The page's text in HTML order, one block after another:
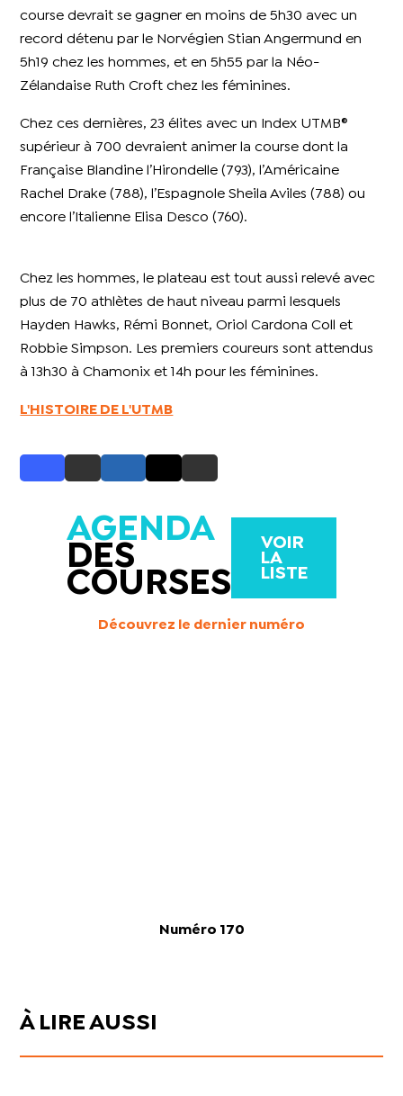
course devrait se gagner en moins de 5h30 avec un
record détenu par le Norvégien Stian Angermund en
5h19 chez les hommes, et en 5h55 par la Néo-
Zélandaise Ruth Croft chez les féminines.
Chez ces dernières, 23 élites avec un Index UTMB®
supérieur à 700 devraient animer la course dont la
Française Blandine l’Hirondelle (793), l’Américaine
Rachel Drake (788), l’Espagnole Sheila Aviles (788) ou
encore l’Italienne Elisa Desco (760).
Chez les hommes, le plateau est tout aussi relevé avec
plus de 70 athlètes de haut niveau parmi lesquels
Hayden Hawks, Rémi Bonnet, Oriol Cardona Coll et
Robbie Simpson. Les premiers coureurs sont attendus
à 13h30 à Chamonix et 14h pour les féminines.
L'HISTOIRE DE L'UTMB
AGENDA
DES
COURSES
VOIR
LA
LISTE
Découvrez le dernier numéro
Numéro 170
À LIRE AUSSI